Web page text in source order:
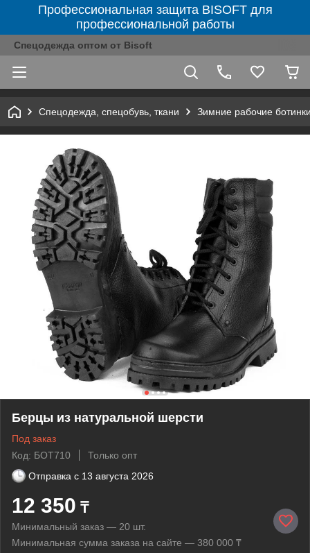
Профессиональная защита BISOFT для
профессиональной работы
Спецодежда оптом от Bisoft
Спецодежда, спецобувь, ткани Зимние рабочие
Берцы из натуральной шерсти
Под заказ
Код: БОТ710
Только опт
Отправка с 13 августа 2026
12 350 ₸
Минимальный заказ — 20 шт.
Минимальная сумма заказа на сайте — 380 000 ₸